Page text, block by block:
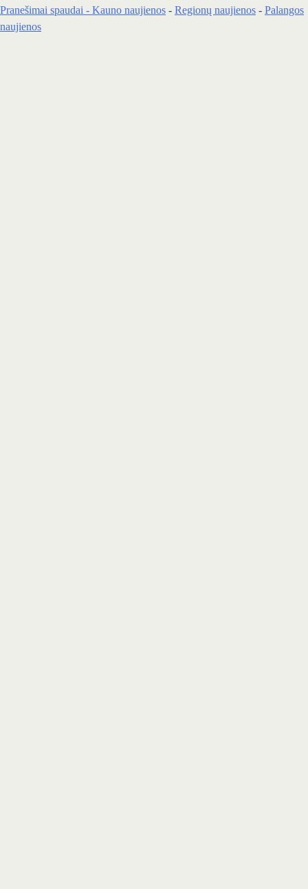
Pranešimai spaudai - Kauno naujienos - Regionų naujienos - Palangos
naujienos